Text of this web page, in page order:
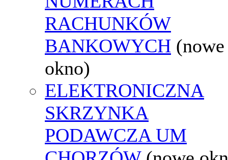
RACHUNKÓW
BANKOWYCH (nowe
okno)
ELEKTRONICZNA
SKRZYNKA
PODAWCZA UM